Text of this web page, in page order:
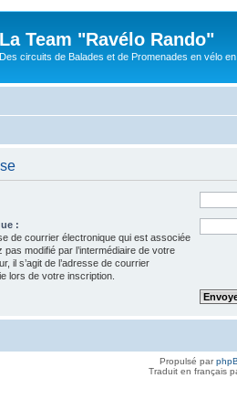
La Team "Ravélo Rando"
Des circuits de Balades et de Promenades en vélo
:
de courrier électronique qui est associée
modifié par l’intermédiaire de votre
il s’agit de l’adresse de courrier
lors de votre inscription.
Propulsé par
Traduit en français